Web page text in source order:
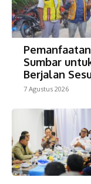
Sumbar
Berjalan
7 Agustus 2026